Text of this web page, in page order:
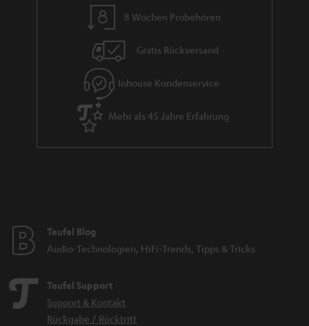
8 Wochen Probehören
Gratis Rückversand
Inhouse Kundenservice
Mehr als 45 Jahre Erfahrung
Teufel Blog
Audio-Technologien, HiFi-Trends, Tipps & Tricks
Teufel Support
Support & Kontakt
Rückgabe / Rücktritt